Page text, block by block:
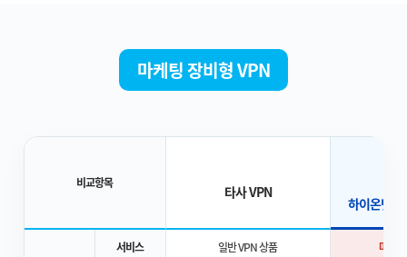
마케팅 장비형 VPN
비교항목 타사 VPN
하이온넷
서비스 일반 VPN 상품 마케